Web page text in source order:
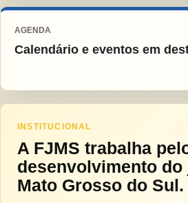
AGENDA
Calendário e eventos em
INSTITUCIONAL
A FJMS trabalha
desenvolvimento do
Mato Grosso do Sul.